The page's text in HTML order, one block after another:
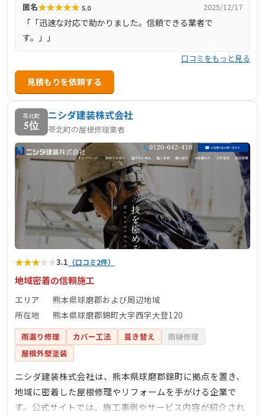
匿名★★★★★ 5.0 2025/12/17
「「迅速な対応で助かりました。信頼できる業者で
す。」」
口コミをもっと見る
見積もりを依頼する
苓北町
5位
ニシダ建装株式会社
苓北町の屋根修理業者
★★★★★3.1 （口コミ2件）
地域密着の信頼施工
エリア
熊本県球磨郡および周辺地域
所在地
熊本県球磨郡錦町大字西字大登120
雨漏り修理 カバー工法 葺き替え
雨樋修理
屋根外壁塗装
ニシダ建装株式会社は、熊本県球磨郡錦町に拠点を置き、
地域に密着した屋根修理やリフォームを手がける企業で
す。公式サイトでは、施工事例やサービス内容が紹介され